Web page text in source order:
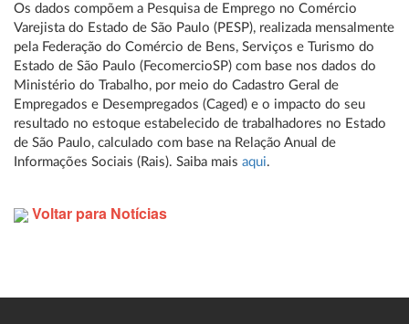
Os dados compõem a Pesquisa de Emprego no Comércio
Varejista do Estado de São Paulo (PESP), realizada mensalmente
pela Federação do Comércio de Bens, Serviços e Turismo do
Estado de São Paulo (FecomercioSP) com base nos dados do
Ministério do Trabalho, por meio do Cadastro Geral de
Empregados e Desempregados (Caged) e o impacto do seu
resultado no estoque estabelecido de trabalhadores no Estado
de São Paulo, calculado com base na Relação Anual de
Informações Sociais (Rais). Saiba mais aqui.
Voltar para Notícias